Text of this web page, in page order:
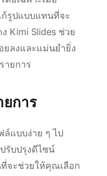
ก้รูปแบบแทนที่จะ
Kimi Slides ช่วย
ยลงและแม่นยำยิ่ง
ายการ
ยการ
แบบง่าย ๆ ไป
รับปรุงดีไซน์
ที่จะช่วยให้คุณเลือก